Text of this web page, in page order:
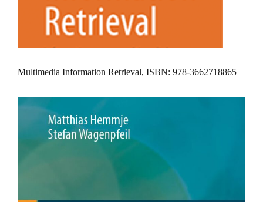
Multimedia Information Retrieval, ISBN: 978-3662718865